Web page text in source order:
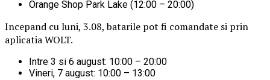
Orange Shop Park Lake (12:00 – 20:00)
Incepand cu luni, 3.08, batarile pot fi comandate si prin
aplicatia WOLT.
Intre 3 si 6 august: 10:00 – 20:00
Vineri, 7 august: 10:00 – 13:00